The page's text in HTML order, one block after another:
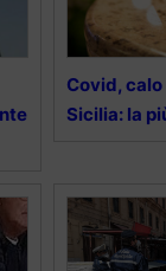
Covid,
Sicilia: la